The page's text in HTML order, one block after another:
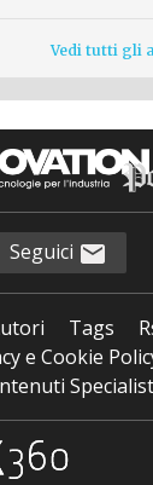
Vedi tutti gli
Seguici
Tags
e Cookie